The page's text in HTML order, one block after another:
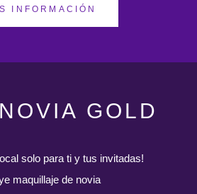
INFORMACIÓN
GOLD
solo para ti y tus invitadas!
maquillaje de novia